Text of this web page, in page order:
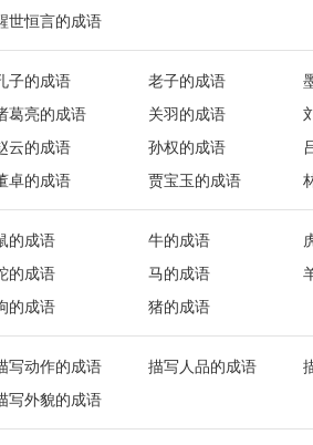
世恒言的成语
子的成语 老子的成语
葛亮的成语 关羽的成语
云的成语 孙权的成语
卓的成语 贾宝玉的成语
的成语 牛的成语
的成语 马的成语
的成语 猪的成语
写动作的成语 描写人品的成语
写外貌的成语